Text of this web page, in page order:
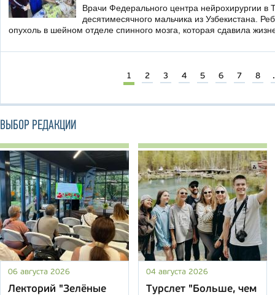
Врачи Федерального центра нейрохирургии в
десятимесячного мальчика из Узбекистана.
опухоль в шейном отделе спинного мозга, которая сдавила
1 2 3 4 5 6 7 8
ВЫБОР РЕДАКЦИИ
06 августа 2026
Лекторий "Зелёные
04 августа 2026
Турслет "Больше, чем